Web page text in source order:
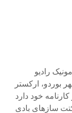
رادیو
بوردو، ارکستر
خود دارد
سازهای بادی